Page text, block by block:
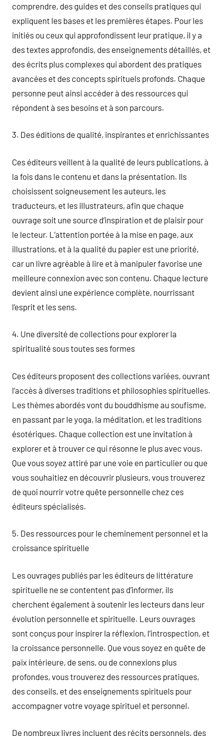
comprendre, des guides et des conseils pratiques qui
expliquent les bases et les premières étapes. Pour les
initiés ou ceux qui approfondissent leur pratique, il y a
des textes approfondis, des enseignements détaillés, et
des écrits plus complexes qui abordent des pratiques
avancées et des concepts spirituels profonds. Chaque
personne peut ainsi accéder à des ressources qui
répondent à ses besoins et à son parcours.
3. Des éditions de qualité, inspirantes et enrichissantes
Ces éditeurs veillent à la qualité de leurs publications, à
la fois dans le contenu et dans la présentation. Ils
choisissent soigneusement les auteurs, les
traducteurs, et les illustrateurs, afin que chaque
ouvrage soit une source d’inspiration et de plaisir pour
le lecteur. L’attention portée à la mise en page, aux
illustrations, et à la qualité du papier est une priorité,
car un livre agréable à lire et à manipuler favorise une
meilleure connexion avec son contenu. Chaque lecture
devient ainsi une expérience complète, nourrissant
l’esprit et les sens.
4. Une diversité de collections pour explorer la
spiritualité sous toutes ses formes
Ces éditeurs proposent des collections variées, ouvrant
l’accès à diverses traditions et philosophies spirituelles.
Les thèmes abordés vont du bouddhisme au soufisme,
en passant par le yoga, la méditation, et les traditions
ésotériques. Chaque collection est une invitation à
explorer et à trouver ce qui résonne le plus avec vous.
Que vous soyez attiré par une voie en particulier ou que
vous souhaitiez en découvrir plusieurs, vous trouverez
de quoi nourrir votre quête personnelle chez ces
éditeurs spécialisés.
5. Des ressources pour le cheminement personnel et la
croissance spirituelle
Les ouvrages publiés par les éditeurs de littérature
spirituelle ne se contentent pas d’informer, ils
cherchent également à soutenir les lecteurs dans leur
évolution personnelle et spirituelle. Leurs ouvrages
sont conçus pour inspirer la réflexion, l’introspection, et
la croissance personnelle. Que vous soyez en quête de
paix intérieure, de sens, ou de connexions plus
profondes, vous trouverez des ressources pratiques,
des conseils, et des enseignements spirituels pour
accompagner votre voyage spirituel et personnel.
De nombreux livres incluent des récits personnels, des